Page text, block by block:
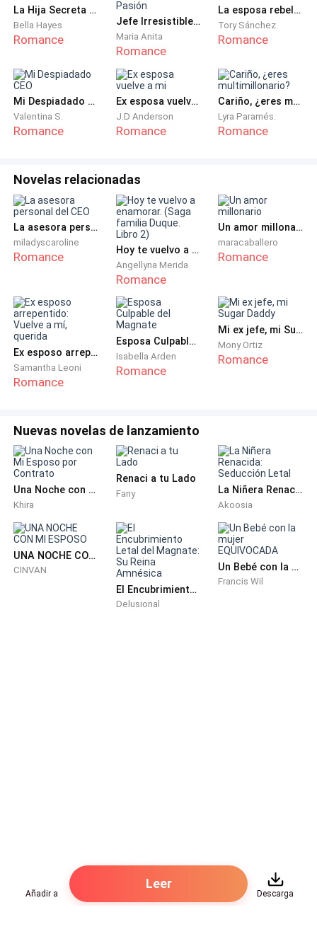
La Hija Secreta del Millonario
Bella Hayes
Romance
Jefe Irresistible: Rendida a su Pasión
Maria Anita
Romance
La esposa rebelde del Árabe
Tory Sánchez
Romance
Mi Despiadado CEO
Valentina S.
Romance
Ex esposa vuelve a mi
J.D Anderson
Romance
Cariño, ¿eres multimillonario?
Lyra Paramés.
Romance
Novelas relacionadas
La asesora personal del CEO
miladyscaroline
Romance Hoy te vuelvo a enamorar. (Saga familia Duque. Libro 2)
Angellyna Merida
Romance
Un amor millonario
maracaballero
Romance
Ex esposo arrepentido: Vuelve a mí, querida
Samantha Leoni
Romance
Esposa Culpable del Magnate
Isabella Arden
Romance
Mi ex jefe, mi Sugar Daddy
Mony Ortiz
Romance
Nuevas novelas de lanzamiento
Una Noche con Mi Esposo por Contrato
Khira
Renaci a tu Lado
Fany La Niñera Renacida: Seducción Letal
Akoosia
UNA NOCHE CON MI ESPOSO
CINVAN
El Encubrimiento Letal del Magnate: Su Reina Amnésica
Delusional
Un Bebé con la mujer EQUIVOCADA
Francis Wil
Añadir a
Leer
Descarga